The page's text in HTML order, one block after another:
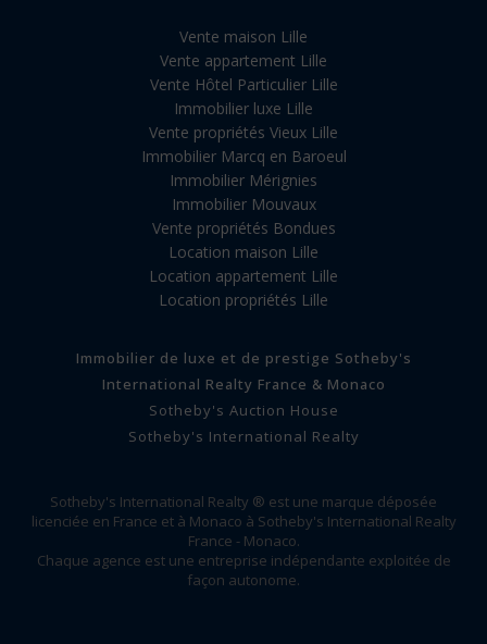
Vente maison Lille
Vente appartement Lille
Vente Hôtel Particulier Lille
Immobilier luxe Lille
Vente propriétés Vieux Lille
Immobilier Marcq en Baroeul
Immobilier Mérignies
Immobilier Mouvaux
Vente propriétés Bondues
Location maison Lille
Location appartement Lille
Location propriétés Lille
Immobilier de luxe et de prestige Sotheby's
International Realty France & Monaco
Sotheby's Auction House
Sotheby's International Realty
Sotheby's International Realty ® est une marque déposée
licenciée en France et à Monaco à Sotheby's International Realty
France - Monaco.
Chaque agence est une entreprise indépendante exploitée de
façon autonome.